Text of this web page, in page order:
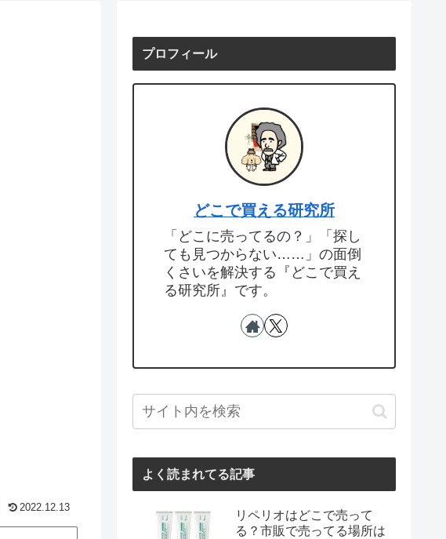
2022.12.13
プロフィール
どこで買える研究所
「どこに売ってるの？」「探し
ても見つからない……」の面倒
くさいを解決する『どこで買え
る研究所』です。
よく読まれてる記事
リペリオはどこで売って
る？市販で売ってる場所は